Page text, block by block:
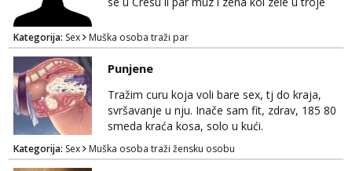
Kategorija: Sex Muška osoba traži par
Punjene
Tražim curu koja voli bare sex, tj do kraja,
svršavanje u nju. Inače sam fit, zdrav, 185 80
smeda kraća kosa, solo u kući.
Kategorija: Sex Muška osoba traži žensku osobu